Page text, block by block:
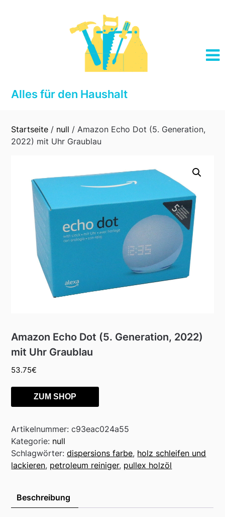
Alles für den Haushalt
Startseite / null / Amazon Echo Dot (5. Generation,
2022) mit Uhr Graublau
Amazon Echo Dot (5. Generation, 2022)
mit Uhr Graublau
53.75€
ZUM SHOP
Artikelnummer:c93eac024a55
Kategorie: null
Schlagwörter:dispersions farbe, holz schleifen und
lackieren, petroleum reiniger, pullex holzöl
Beschreibung